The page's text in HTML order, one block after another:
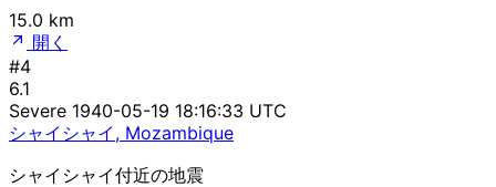
15.0 km
開く
#4
6.1
Severe 1940-05-19 18:16:33 UTC
シャイシャイ, Mozambique
シャイシャイ付近の地震